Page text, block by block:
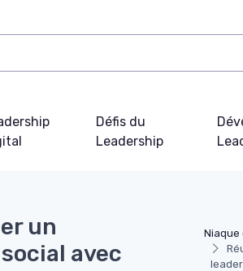
Défis du
Leadership
Niaque
un
avec